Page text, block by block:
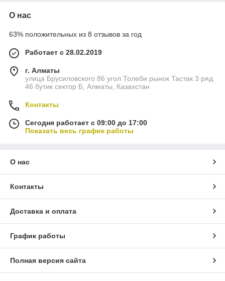
О нас
63% положительных из 8 отзывов за год
Работает с 28.02.2019
г. Алматы
улица Брусиловского 86 угол Толеби рынок Тастак 3 ряд
46 бутик сектор Б, Алматы, Казахстан
Контакты
Сегодня работает с 09:00 до 17:00
Показать весь график работы
О нас
Контакты
Доставка и оплата
График работы
Полная версия сайта